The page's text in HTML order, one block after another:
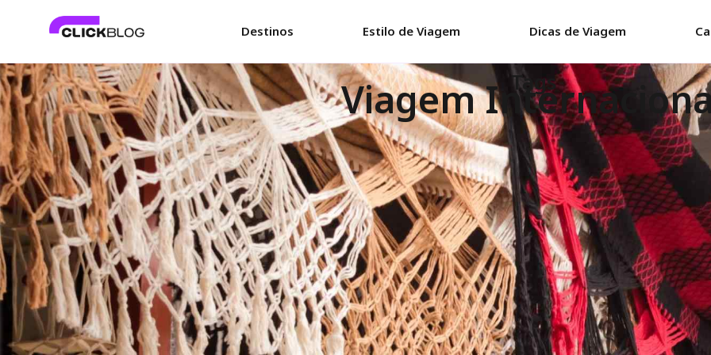
Destinos Estilo de Viagem Dicas de Viagem
Tags
Viagem